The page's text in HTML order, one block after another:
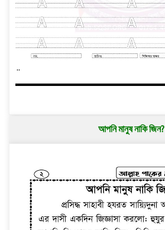
..
আপনি মানুষ নাকি জিন?